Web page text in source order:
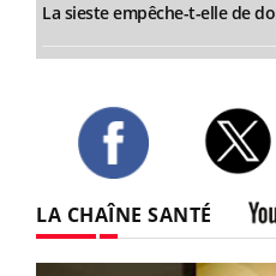
La sieste empêche-t-elle de
LA CHAÎNE SANTÉ